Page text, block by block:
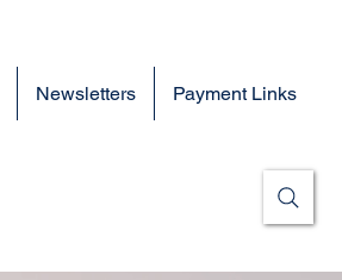
Newsletters Payment Links